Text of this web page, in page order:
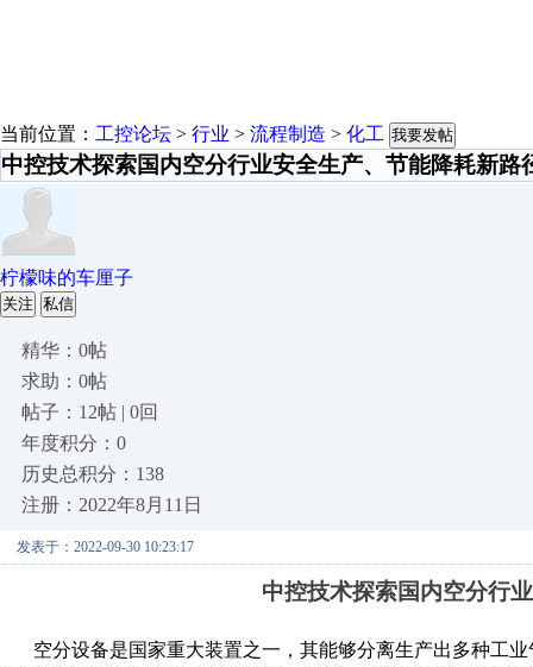
当前位置： 工控论坛 > 行业 > 流程制造 > 化工 我要发帖
中控技术探索国内空分行业安全生产、节能降耗新路
柠檬味的车厘子
关注 私信
精华：0帖
求助：0帖
帖子：12帖 | 0回
年度积分：0
历史总积分：138
注册：2022年8月11日
发表于：2022-09-30 10:23:17
中控技术探索国内空分行
空分设备是国家重大装置之一，其能够分离生产出多种工